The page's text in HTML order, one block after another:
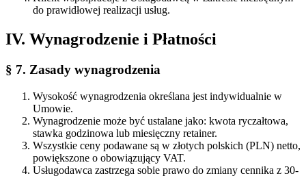
do prawidłowej realizacji usług.
IV. Wynagrodzenie i Płatności
§ 7. Zasady wynagrodzenia
Wysokość wynagrodzenia określana jest indywidualnie w
Umowie.
Wynagrodzenie może być ustalane jako: kwota ryczałtowa,
stawka godzinowa lub miesięczny retainer.
Wszystkie ceny podawane są w złotych polskich (PLN) netto,
powiększone o obowiązujący VAT.
Usługodawca zastrzega sobie prawo do zmiany cennika z 30-